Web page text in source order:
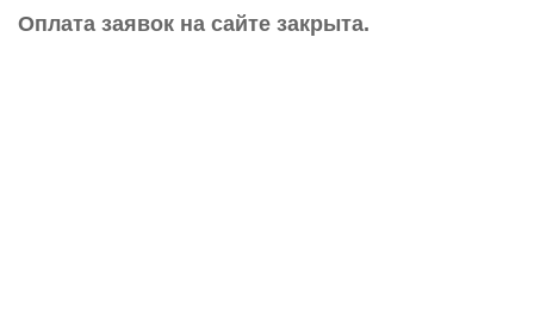
Оплата заявок на сайте закрыта.